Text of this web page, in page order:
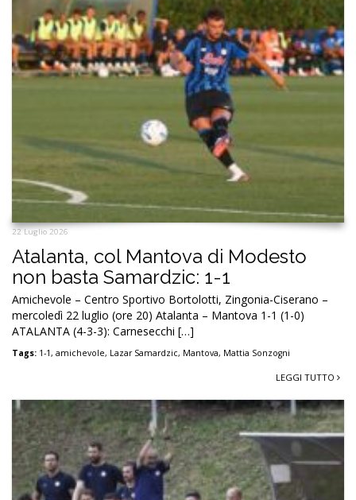
22 Luglio 2026
Atalanta, col Mantova di Modesto
non basta Samardzic: 1-1
Amichevole – Centro Sportivo Bortolotti, Zingonia-Ciserano –
mercoledì 22 luglio (ore 20) Atalanta – Mantova 1-1 (1-0)
ATALANTA (4-3-3): Carnesecchi […]
Tags: 1-1, amichevole, Lazar Samardzic, Mantova, Mattia Sonzogni
LEGGI TUTTO